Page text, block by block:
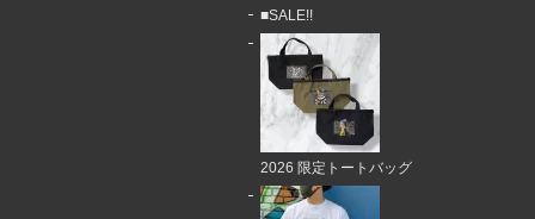
■SALE!!
2026 限定トートバッグ